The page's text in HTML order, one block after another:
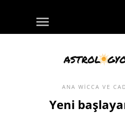
ANA WICCA VE
Yeni